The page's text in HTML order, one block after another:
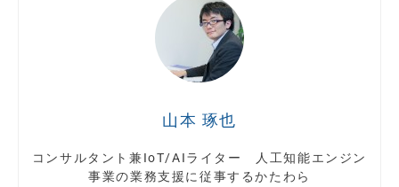
山本 琢也
コンサルタント兼IoT/AIライター 人工知能エンジン
事業の業務支援に従事するかたわら